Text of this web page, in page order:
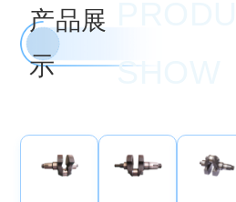
产品展
示
SHOW